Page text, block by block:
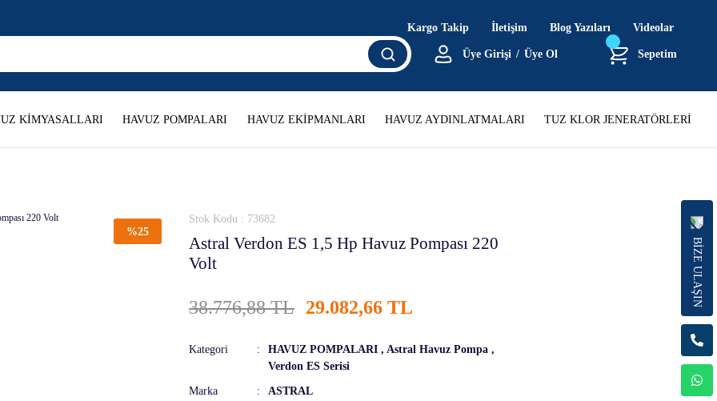
Kargo Takip İletişim Blog Yazıları Videolar
Üye Girişi / Üye Ol Sepetim
KİMYASALLARI HAVUZ POMPALARI HAVUZ EKİPMANLARI HAVUZ AYDINLATMALARI TUZ KLOR JENERATÖRLERİ
%25
Stok Kodu : 73682
Astral Verdon ES 1,5 Hp Havuz Pompası 220
Volt
38.776,88 TL 29.082,66 TL
Kategori HAVUZ POMPALARI , Astral Havuz Pompa ,
Verdon ES Serisi
Marka ASTRAL
BİZE ULAŞIN